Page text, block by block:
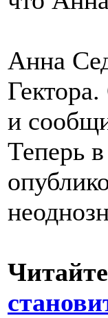
Анна
и
Теперь